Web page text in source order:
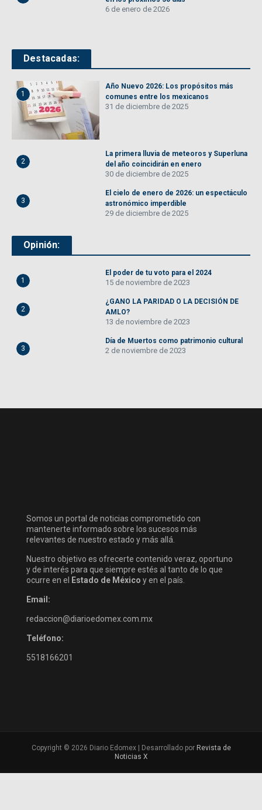
6 de enero de 2026
Destacadas:
1
Año Nuevo 2026: Los propósitos más
comunes entre los mexicanos
31 de diciembre de 2025
2
La primera lluvia de meteoros y Superluna
del año coincidirán en enero
30 de diciembre de 2025
3
El cielo de enero de 2026: un espectáculo
astronómico imperdible
29 de diciembre de 2025
Opinión:
1
El poder de tu voto para el 2024
15 de noviembre de 2023
2
¿GANO LA PARIDAD O LA DECISIÓN DE
AMLO?
13 de noviembre de 2023
3
Día de Muertos como patrimonio cultural
2 de noviembre de 2023
Somos un portal de noticias comprometido con
mantenerte informado sobre los sucesos más
relevantes de nuestro estado y más allá.
Nuestro objetivo es ofrecerte contenido veraz, oportuno
y de interés para que siempre estés al tanto de lo que
ocurre en el
Estado de México y en el país.
Email:
redaccion@diarioedomex.com.mx
Teléfono:
5518166201
Copyright © 2026 Diario Edomex | Desarrollado por Revista de
Noticias X